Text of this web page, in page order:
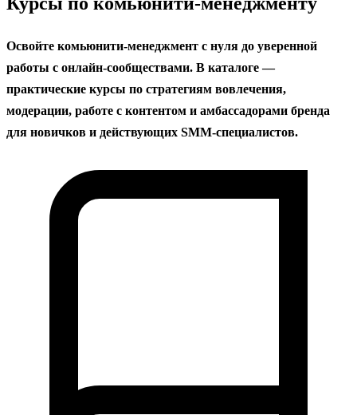
Освойте комьюнити-менеджмент с нуля до уверенной
работы с онлайн‑сообществами. В каталоге —
практические курсы по стратегиям вовлечения,
модерации, работе с контентом и амбассадорами бренда
для новичков и действующих SMM‑специалистов.